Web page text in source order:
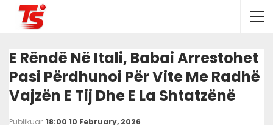
E Rëndë Në Itali, Babai Arrestohet
Pasi Përdhunoi Për Vite Me Radhë
Vajzën E Tij Dhe E La Shtatzënë
Publikuar 18:00 10 February, 2026